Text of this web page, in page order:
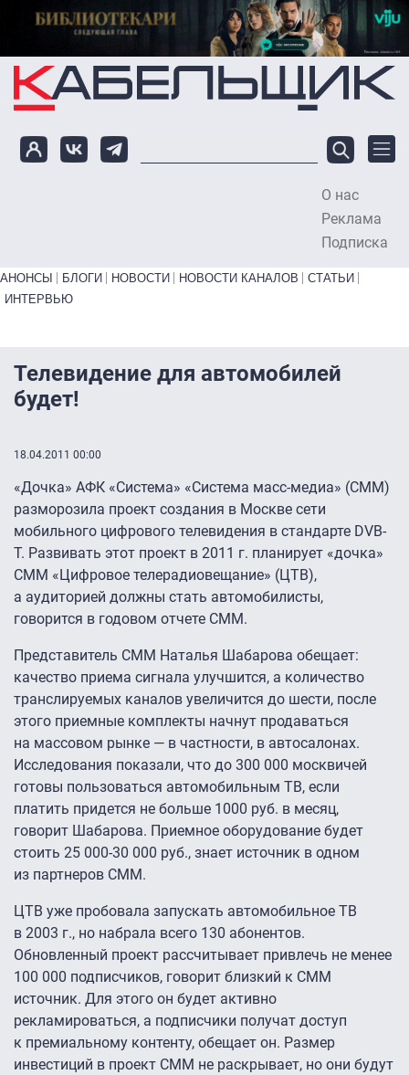
Перейти к основному содержанию
О нас
Реклама
Подписка
Primary links bottom
АНОНСЫ БЛОГИ НОВОСТИ НОВОСТИ КАНАЛОВ
СТАТЬИ
ИНТЕРВЬЮ
Телевидение для автомобилей
будет!
18.04.2011 00:00
«Дочка» АФК «Система» «Система масс-медиа» (СММ)
разморозила проект создания в Москве сети
мобильного цифрового телевидения в стандарте DVB-
T. Развивать этот проект в 2011 г. планирует «дочка»
СММ «Цифровое телерадиовещание» (ЦТВ),
а аудиторией должны стать автомобилисты,
говорится в годовом отчете СММ.
Представитель СММ Наталья Шабарова обещает:
качество приема сигнала улучшится, а количество
транслируемых каналов увеличится до шести, после
этого приемные комплекты начнут продаваться
на массовом рынке — в частности, в автосалонах.
Исследования показали, что до 300 000 москвичей
готовы пользоваться автомобильным ТВ, если
платить придется не больше 1000 руб. в месяц,
говорит Шабарова. Приемное оборудование будет
стоить 25 000-30 000 руб., знает источник в одном
из партнеров СММ.
ЦТВ уже пробовала запускать автомобильное ТВ
в 2003 г., но набрала всего 130 абонентов.
Обновленный проект рассчитывает привлечь не менее
100 000 подписчиков, говорит близкий к СММ
источник. Для этого он будет активно
рекламироваться, а подписчики получат доступ
к премиальному контенту, обещает он. Размер
инвестиций в проект СММ не раскрывает, но они будут